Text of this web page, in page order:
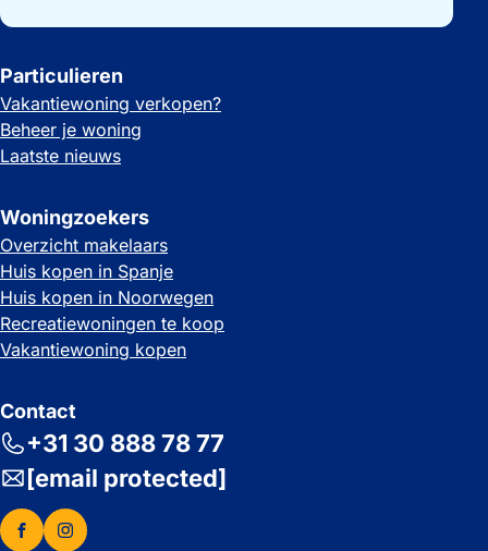
Particulieren
Vakantiewoning verkopen?
Beheer je woning
Laatste nieuws
Woningzoekers
Overzicht makelaars
Huis kopen in Spanje
Huis kopen in Noorwegen
Recreatiewoningen te koop
Vakantiewoning kopen
Contact
+31 30 888 78 77
[email protected]